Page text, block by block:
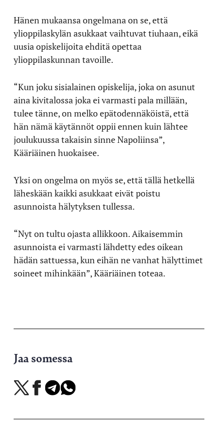
Hänen mukaansa ongelmana on se, että
ylioppilaskylän asukkaat vaihtuvat tiuhaan, eikä
uusia opiskelijoita ehditä opettaa
ylioppilaskunnan tavoille.
“Kun joku sisialainen opiskelija, joka on asunut
aina kivitalossa joka ei varmasti pala millään,
tulee tänne, on melko epätodennäköistä, että
hän nämä käytännöt oppii ennen kuin lähtee
joulukuussa takaisin sinne Napoliinsa”,
Kääriäinen huokaisee.
Yksi on ongelma on myös se, että tällä hetkellä
läheskään kaikki asukkaat eivät poistu
asunnoista hälytyksen tullessa.
“Nyt on tultu ojasta allikkoon. Aikaisemmin
asunnoista ei varmasti lähdetty edes oikean
hädän sattuessa, kun eihän ne vanhat hälyttimet
soineet mihinkään”, Kääriäinen toteaa.
Jaa somessa
Jaa
X-
Jaa
Facebookissa
Jaa
Telegramissa
Jaa
WhatsAppissa